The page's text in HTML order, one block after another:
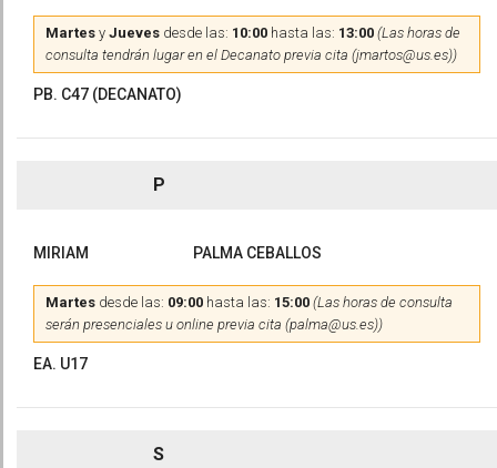
Martes y Jueves desde las: 10:00 hasta las: 13:00 (Las horas de
consulta tendrán lugar en el Decanato previa cita (jmartos@us.es))
PB. C47 (DECANATO)
P
MIRIAM PALMA CEBALLOS
Martes desde las: 09:00 hasta las: 15:00 (Las horas de consulta
serán presenciales u online previa cita (palma@us.es))
EA. U17
S